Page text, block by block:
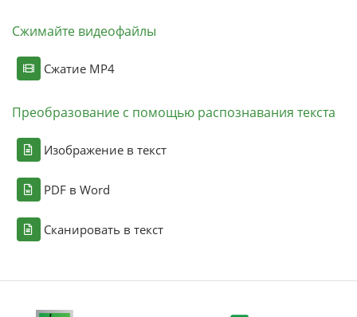
Сжимайте видеофайлы
Сжатие MP4
Преобразование с помощью распознавания текста
Изображение в текст
PDF в Word
Сканировать в текст